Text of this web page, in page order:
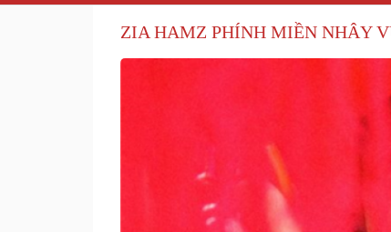
ZIA HAMZ PHÍNH MIỀN NHÂY